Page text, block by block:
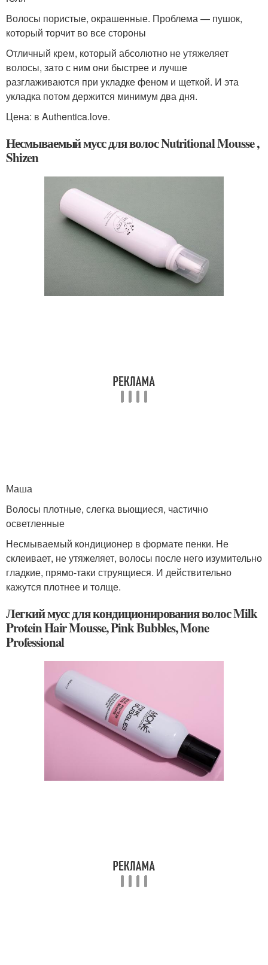
Волосы пористые, окрашенные. Проблема — пушок,
который торчит во все стороны
Отличный крем, который абсолютно не утяжеляет
волосы, зато с ним они быстрее и лучше
разглаживаются при укладке феном и щеткой. И эта
укладка потом держится минимум два дня.
Цена: в Authentica.love.
Несмываемый мусс для волос Nutritional Mousse ,
Shizen
Маша
Волосы плотные, слегка вьющиеся, частично
осветленные
Несмываемый кондиционер в формате пенки. Не
склеивает, не утяжеляет, волосы после него изумительно
гладкие, прямо-таки струящиеся. И действительно
кажутся плотнее и толще.
Легкий мусс для кондиционирования волос Milk
Protein Hair Mousse, Pink Bubbles, Mone
Professional